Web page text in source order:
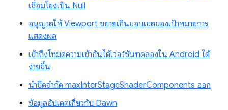
เชื่อมโยงเป็น Null
อนุญาตให้ Viewport ขยายเกินขอบเขตของเป้าหมายการ
แสดงผล
เข้าถึงโหมดความเข้ากันได้เวอร์ชันทดลองใน Android ได้
ง่ายขึ้น
นำขีดจำกัด maxInterStageShaderComponents ออก
ข้อมูลอัปเดตเกี่ยวกับ Dawn